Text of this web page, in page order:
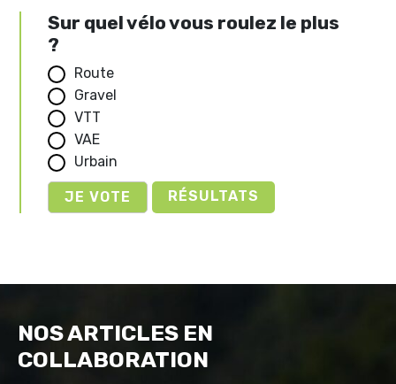
Sur quel vélo vous roulez le plus
?
Route
Gravel
VTT
VAE
Urbain
RÉSULTATS
NOS ARTICLES EN
COLLABORATION